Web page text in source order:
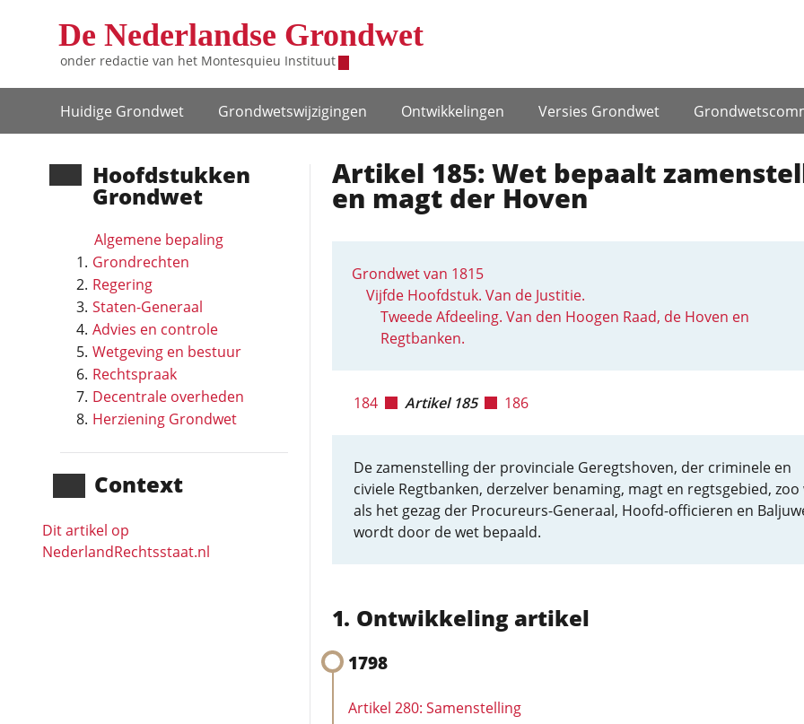
De Nederlandse Grondwet
onder redactie van het Montesquieu Instituut
Hoofdnavigatie
Huidige Grondwet Grondwets­wijzigingen Ontwikke­lingen Versies Grondwet
Hoofd­stukken
Grondwet
Algemene bepaling
Grondrechten
Regering
Staten-Generaal
Advies en controle
Wetgeving en bestuur
Rechtspraak
Decentrale overheden
Herziening Grondwet
Context
Dit artikel op
NederlandRechts­staat.nl
Artikel 185: Wet bepaalt
en magt der Hoven
Grondwet van 1815
Vijfde Hoofdstuk. Van de Justitie.
Tweede Afdeeling. Van den Hoogen Raad, de Hoven en
Regtbanken.
184 Artikel 185 186
De zamenstelling der provinciale Geregtshoven, der criminele en
civiele Regtbanken, derzelver benaming, magt en regtsgebied, zoo
als het gezag der Procureurs-Generaal, Hoofd-officieren en
wordt door de wet bepaald.
Ontwikkeling artikel
1798
Artikel 280: Samenstelling